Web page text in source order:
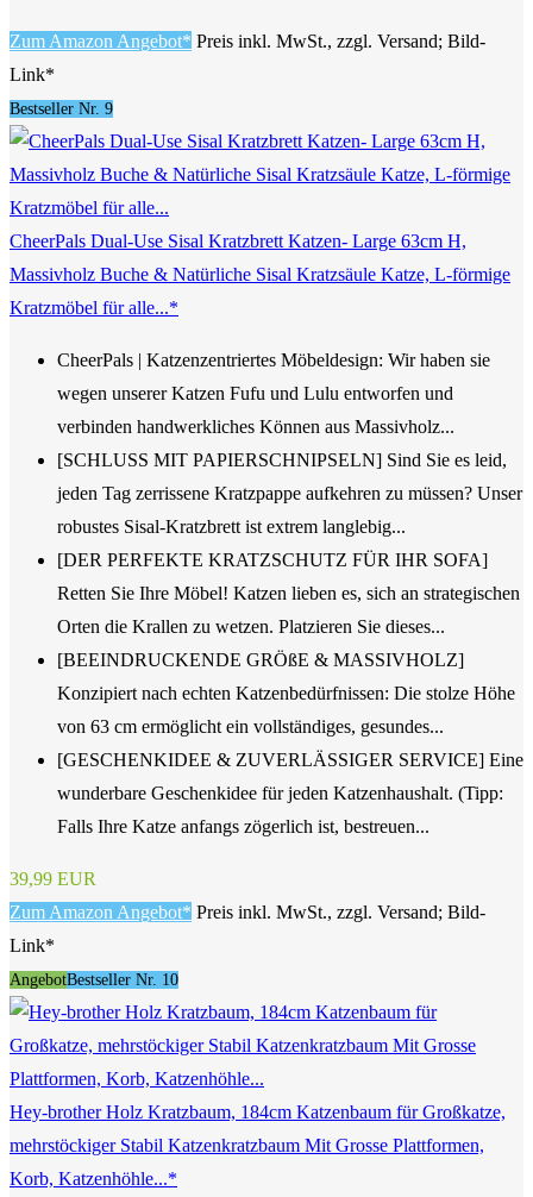
Zum Amazon Angebot* Preis inkl. MwSt., zzgl. Versand; Bild-
Link*
Bestseller Nr. 9
CheerPals Dual-Use Sisal Kratzbrett Katzen- Large 63cm H,
Massivholz Buche & Natürliche Sisal Kratzsäule Katze, L-förmige
Kratzmöbel für alle...*
CheerPals | Katzenzentriertes Möbeldesign: Wir haben sie
wegen unserer Katzen Fufu und Lulu entworfen und
verbinden handwerkliches Können aus Massivholz...
[SCHLUSS MIT PAPIERSCHNIPSELN] Sind Sie es leid,
jeden Tag zerrissene Kratzpappe aufkehren zu müssen? Unser
robustes Sisal-Kratzbrett ist extrem langlebig...
[DER PERFEKTE KRATZSCHUTZ FÜR IHR SOFA]
Retten Sie Ihre Möbel! Katzen lieben es, sich an strategischen
Orten die Krallen zu wetzen. Platzieren Sie dieses...
[BEEINDRUCKENDE GRÖßE & MASSIVHOLZ]
Konzipiert nach echten Katzenbedürfnissen: Die stolze Höhe
von 63 cm ermöglicht ein vollständiges, gesundes...
[GESCHENKIDEE & ZUVERLÄSSIGER SERVICE] Eine
wunderbare Geschenkidee für jeden Katzenhaushalt. (Tipp:
Falls Ihre Katze anfangs zögerlich ist, bestreuen...
39,99 EUR
Zum Amazon Angebot* Preis inkl. MwSt., zzgl. Versand; Bild-
Link*
AngebotBestseller Nr. 10
Hey-brother Holz Kratzbaum, 184cm Katzenbaum für Großkatze,
mehrstöckiger Stabil Katzenkratzbaum Mit Grosse Plattformen,
Korb, Katzenhöhle...*